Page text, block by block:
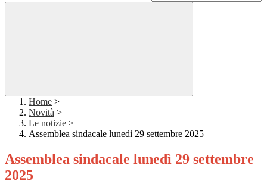
Home >
Novità >
Le notizie >
Assemblea sindacale lunedì 29 settembre 2025
Assemblea sindacale lunedì 29 settembre
2025